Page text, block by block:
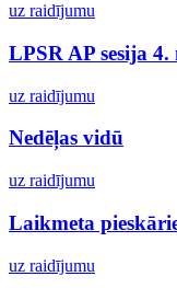
uz raidījumu
LPSR AP sesija 4.
uz raidījumu
Nedēļas vidū
uz raidījumu
Laikmeta
uz raidījumu